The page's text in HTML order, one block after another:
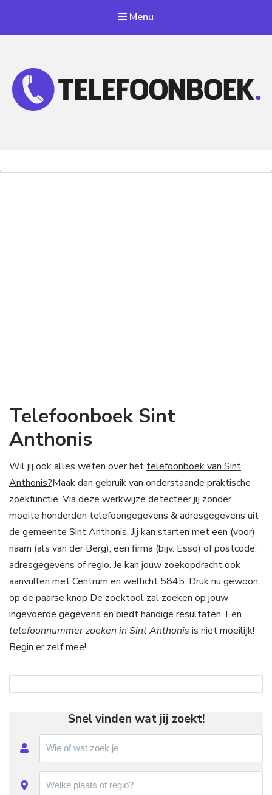
Menu
Telefoonboek Sint
Anthonis
Wil jij ook alles weten over het telefoonboek van Sint
Anthonis?Maak dan gebruik van onderstaande praktische
zoekfunctie. Via deze werkwijze detecteer jij zonder
moeite honderden telefoongegevens & adresgegevens uit
de gemeente Sint Anthonis. Jij kan starten met een (voor)
naam (als van der Berg), een firma (bijv. Esso) of postcode,
adresgegevens of regio. Je kan jouw zoekopdracht ook
aanvullen met Centrum en wellicht 5845. Druk nu gewoon
op de paarse knop De zoektool zal zoeken op jouw
ingevoerde gegevens en biedt handige resultaten. Een
telefoonnummer zoeken in Sint Anthonis is niet moeilijk!
Begin er zelf mee!
Snel vinden wat jij zoekt!